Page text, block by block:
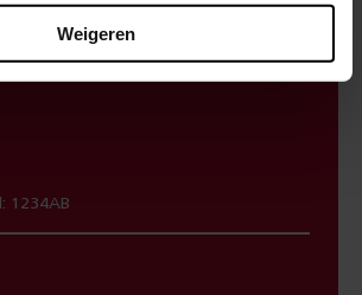
Weigeren
in jouw buurt gepland staan.